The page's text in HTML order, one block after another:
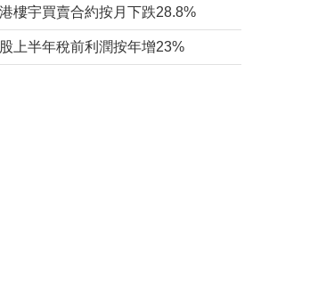
樓宇買賣合約按月下跌28.8%
上半年稅前利潤按年增23%